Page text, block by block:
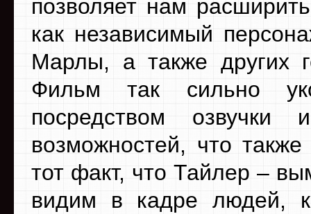
позволяет нам
как независимый
Марлы, а также других
Фильм так сильно
посредством озвучки
возможностей, что
тот факт, что Тайлер –
видим в кадре людей,